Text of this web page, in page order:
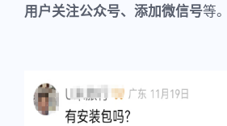
用户关注公众号、添加微信号等。